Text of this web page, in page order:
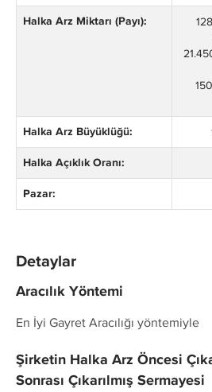
Halka Arz Miktarı (Payı):
Halka Arz Büyüklüğü:
Halka Açıklık Oranı:
Pazar:
Detaylar
Aracılık Yöntemi
En İyi Gayret Aracılığı yöntemiyle
Şirketin Halka Arz Öncesi
Sonrası Çıkarılmış Sermayesi